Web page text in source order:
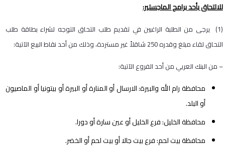
للالتحاق بأحد برامج الماجستير:
(1) يرجى من الطلبة الراغبين في تقديم طلب التحاق التوجه لشراء بطاقة طلب
التحاق لقاء مبلغ وقدره 250 شاقلاً غير مستردة، وذلك من أحد نقاط البيع الآتية:
– من البنك العربي من أحد الفروع الآتية:
محافظة رام الله والبيرة: الارسال أو المنارة أو البيرة أو بيتونيا أو الماصيون
أو البلد.
محافظة الخليل: فرع الخليل أو عين سارة أو دورا.
محافظة بيت لحم: فرع بيت جالا أو بيت لحم أو الخضر.